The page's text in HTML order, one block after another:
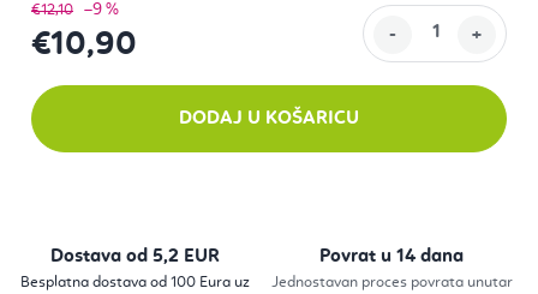
€12,10 –9 %
€10,90
DODAJ U KOŠARICU
Dostava od 5,2 EUR
Besplatna dostava od 100 Eura uz
Povrat u 14 dana
Jednostavan proces povrata unutar